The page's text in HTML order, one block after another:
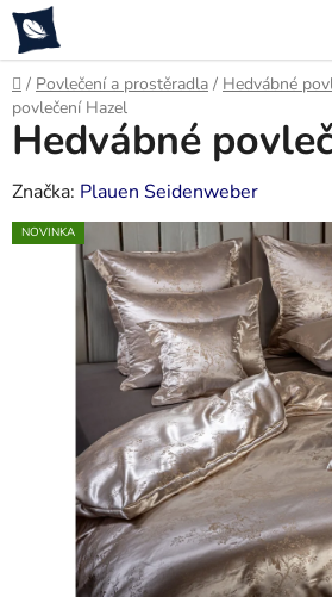
Přejít
na
obsah
Domů
/ Povlečení a prostěradla / Hedvábné
povlečení Hazel
Hedvábné
Značka: Plauen Seidenweber
NOVINKA